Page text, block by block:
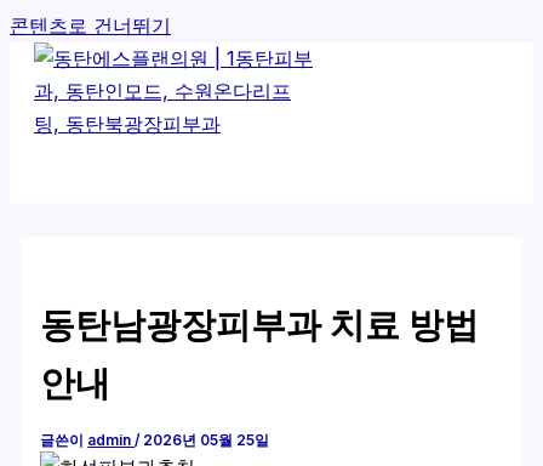
콘텐츠로 건너뛰기
동탄남광장피부과 치료 방법
안내
글쓴이 admin/ 2026년 05월 25일